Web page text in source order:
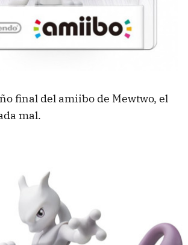
final del amiibo de Mewtwo, el
mal.